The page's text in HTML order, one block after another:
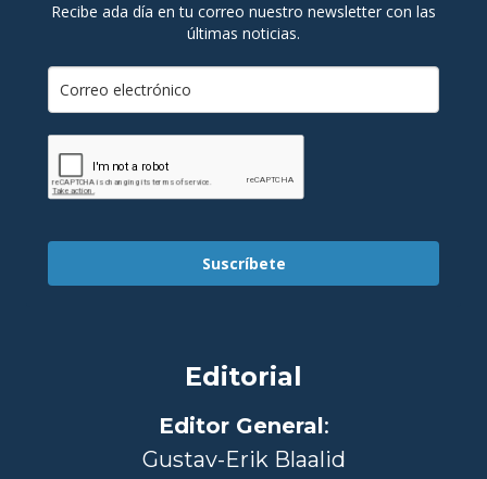
Recibe ada día en tu correo nuestro newsletter con las
últimas noticias.
Suscríbete
Editorial
Editor General:
Gustav-Erik Blaalid